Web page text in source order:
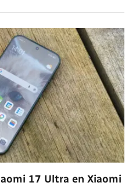
17 Ultra en Xiaomi